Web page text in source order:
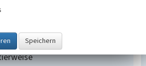
Fachdatenbank